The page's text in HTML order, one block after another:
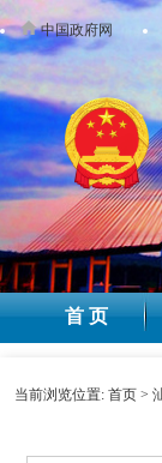
中国政府网
首 页
当前浏览位置: 首页 >